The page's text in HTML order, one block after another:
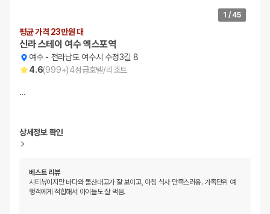
1 / 45
평균 가격 23만원 대
신라 스테이 여수 엑스포역
여수- 전라남도 여수시 수정3길 8
4.6(999+)4성급호텔/리조트
…
상세정보 확인
베스트 리뷰
시티뷰이지만 바다와 돌산대교가 잘 보이고, 아침 식사 만족스러움. 가족단위 여
행객에게 적합해서 아이들도 잘 먹음.